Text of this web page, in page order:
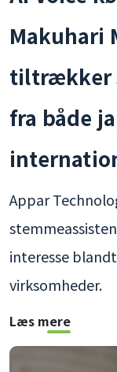
Makuhari
tiltrækker
fra både
Appar
interesse
virksomheder.
Læs mere